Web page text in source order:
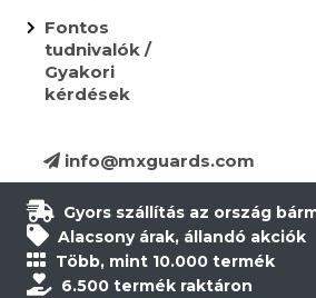
Fontos
tudnivalók /
Gyakori
kérdések
info@mxguards.com
Gyors szállítás az ország
Alacsony árak, állandó akciók
Több, mint 10.000 termék
6.500 termék raktáron